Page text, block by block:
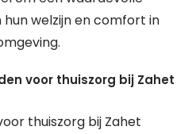
welzijn en comfort in
voor thuiszorg bij Zahet
thuiszorg bij Zahet